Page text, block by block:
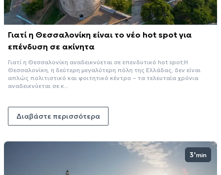
Γιατί η Θεσσαλονίκη είναι το νέο hot spot για
επένδυση σε ακίνητα
Γιατί η Θεσσαλονίκη αναδεικνύεται σε επενδυτικό hot spot;Η
Θεσσαλονίκη, η δεύτερη μεγαλύτερη πόλη της Ελλάδας, δεν είναι
απλώς πολιτιστικό και φοιτητικό κέντρο – τα τελευταία χρόνια
αναδεικνύεται σε κ...
Διαβάστε περισσότερα
3'min